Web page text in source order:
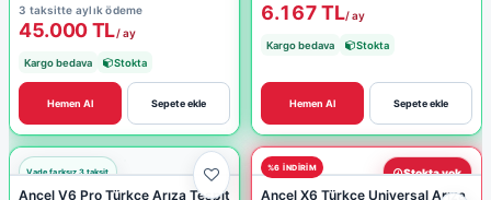
3 taksitte aylık ödeme
45.000 TL/ ay
Kargo bedava Stokta
Sepete ekle
Hemen Al
6.167 TL/ ay
Kargo bedava Stokta
Sepete ekle
Hemen Al
Ancel V6 Pro Türkçe Arıza Tespit
%6 INDIRIM Stokta yok
Ancel X6 Türkçe Universal Arıza